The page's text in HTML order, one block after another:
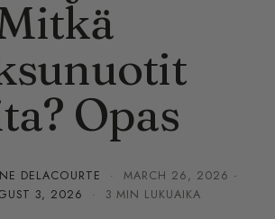
Opas
DELACOURTE · MARCH 26, 2026 ·
3, 2026 · 3 MIN LUKUAIKA